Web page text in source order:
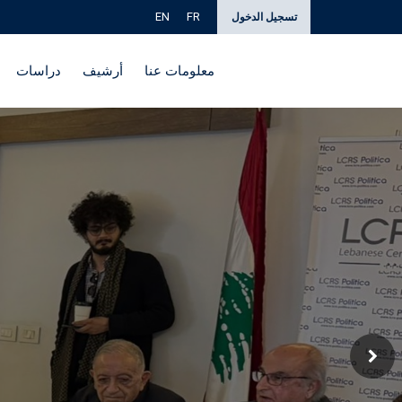
EN FR تسجيل الدخول
معلومات عنا أرشيف دراسات